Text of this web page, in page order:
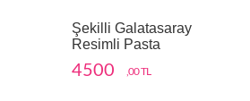
Şekilli Galatasaray
Resimli Pasta
4500 ,00 TL